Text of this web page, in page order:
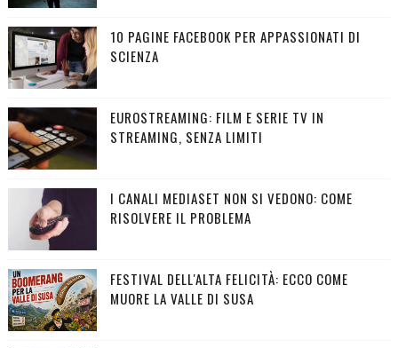
10 PAGINE FACEBOOK PER APPASSIONATI DI
SCIENZA
EUROSTREAMING: FILM E SERIE TV IN
STREAMING, SENZA LIMITI
I CANALI MEDIASET NON SI VEDONO: COME
RISOLVERE IL PROBLEMA
FESTIVAL DELL'ALTA FELICITÀ: ECCO COME
MUORE LA VALLE DI SUSA